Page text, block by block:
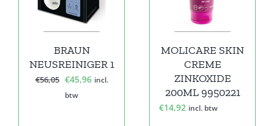
BRAUN
NEUSREINIGER 1
€56,05 Oorspronkelijke
prijs
€45,96Huidige
incl.
btw
MOLICARE SKIN
CREME
ZINKOXIDE
200ML 9950221
€14,92 incl. btw